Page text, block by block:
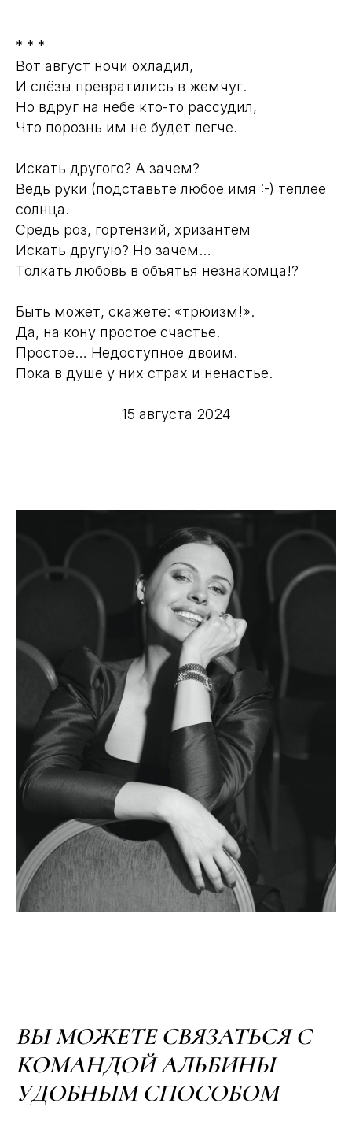
* * *
Вот август ночи охладил,
И слёзы превратились в жемчуг.
Но вдруг на небе кто-то рассудил,
Что порознь им не будет легче.
Искать другого? А зачем?
Ведь руки (подставьте любое имя :-) теплее
солнца.
Средь роз, гортензий, хризантем
Искать другую? Но зачем…
Толкать любовь в объятья незнакомца!?
Быть может, скажете: «трюизм!».
Да, на кону простое счастье.
Простое… Недоступное двоим.
Пока в душе у них страх и ненастье.
15 августа 2024
ВЫ МОЖЕТЕ СВЯЗАТЬСЯ С
КОМАНДОЙ АЛЬБИНЫ
УДОБНЫМ СПОСОБОМ